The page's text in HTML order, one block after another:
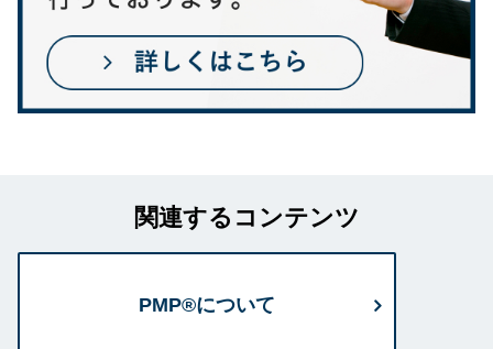
関連するコンテンツ
PMP®について